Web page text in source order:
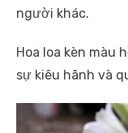
người khác.
Hoa loa kèn màu
sự kiêu hãnh và